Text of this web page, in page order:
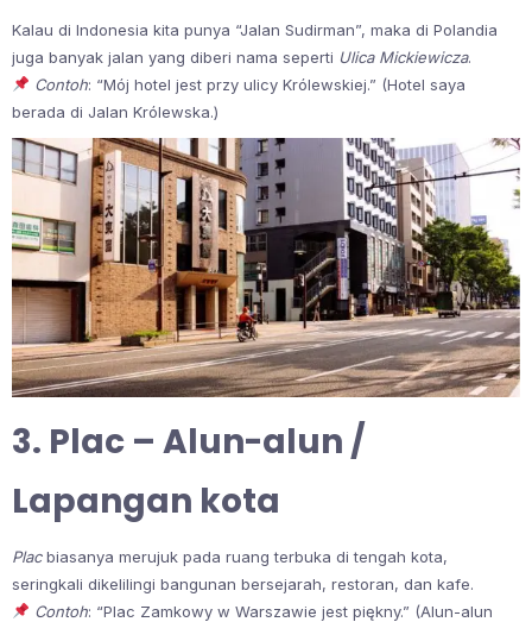
Kalau di Indonesia kita punya “Jalan Sudirman”, maka di Polandia
juga banyak jalan yang diberi nama seperti Ulica Mickiewicza.
Contoh: “Mój hotel jest przy ulicy Królewskiej.” (Hotel saya
berada di Jalan Królewska.)
3. Plac – Alun-alun /
Lapangan kota
Placbiasanya merujuk pada ruang terbuka di tengah kota,
seringkali dikelilingi bangunan bersejarah, restoran, dan kafe.
Contoh: “Plac Zamkowy w Warszawie jest piękny.” (Alun-alun